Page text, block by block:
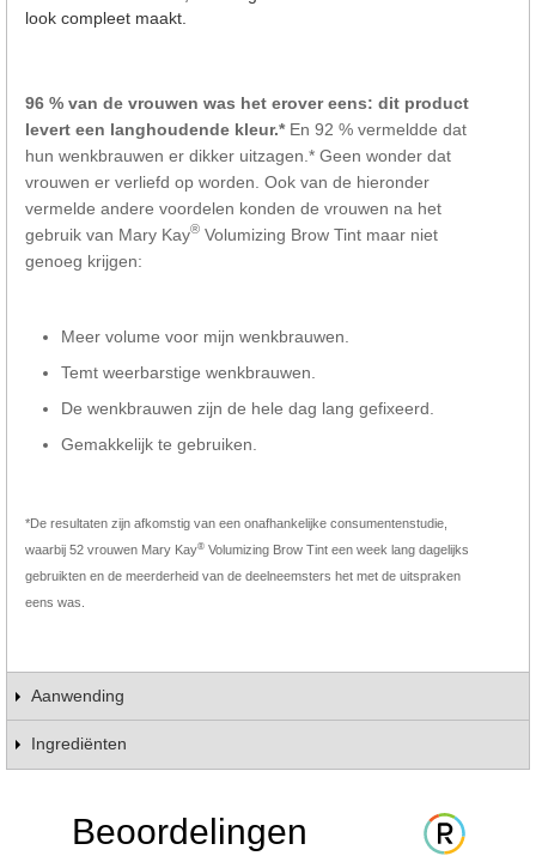
look compleet maakt.
96 % van de vrouwen was het erover eens: dit product
levert een langhoudende kleur.*En 92 % vermeldde dat
hun wenkbrauwen er dikker uitzagen.* Geen wonder dat
vrouwen er verliefd op worden. Ook van de hieronder
vermelde andere voordelen konden de vrouwen na het
gebruik van Mary Kay® Volumizing Brow Tint maar niet
genoeg krijgen:
Meer volume voor mijn wenkbrauwen.
Temt weerbarstige wenkbrauwen.
De wenkbrauwen zijn de hele dag lang gefixeerd.
Gemakkelijk te gebruiken.
*De resultaten zijn afkomstig van een onafhankelijke consumentenstudie,
waarbij 52 vrouwen Mary Kay® Volumizing Brow Tint een week lang dagelijks
gebruikten en de meerderheid van de deelneemsters het met de uitspraken
eens was.
Aanwending
Ingrediënten
Beoordelingen